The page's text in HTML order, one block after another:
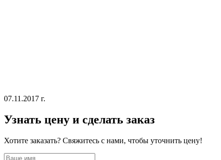
07.11.2017 г.
Узнать цену и сделать заказ
Хотите заказать? Свяжитесь с нами, чтобы уточнить цену!